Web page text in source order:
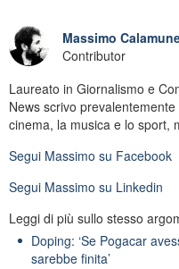
Massimo
Contributor
Laureato in Giornalismo e
News scrivo
cinema, la musica e lo sport,
Segui Massimo su Facebook
Segui Massimo su Linkedin
Leggi di più sullo stesso
Doping: ‘Se Pogacar
sarebbe finita’